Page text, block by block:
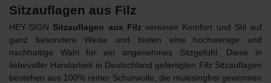
Sitzauflagen aus Filz
HEY-SIGN Sitzauflagen aus Filz vereinen Komfort und Stil auf
ganz besondere Weise und bieten eine hochwertige und
nachhaltige Wahl für ein angenehmes Sitzgefühl. Diese in
liebevoller Handarbeit in Deutschland gefertigten Filz Sitzauflagen
bestehen aus 100% reiner Schurwolle, die mulesingfrei gewonnen